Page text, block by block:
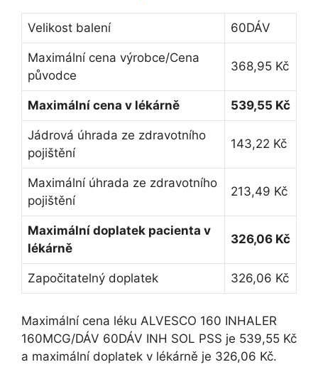
Velikost balení 60DÁV
Maximální cena výrobce/Cena
původce
368,95 Kč
Maximální cena v lékárně 539,55 Kč
Jádrová úhrada ze zdravotního
pojištění
143,22 Kč
Maximální úhrada ze zdravotního
pojištění
213,49 Kč
Maximální doplatek pacienta v
lékárně
326,06 Kč
Započitatelný doplatek 326,06 Kč
Maximální cena léku ALVESCO 160 INHALER
160MCG/DÁV 60DÁV INH SOL PSS je 539,55 Kč
a maximální doplatek v lékárně je 326,06 Kč.